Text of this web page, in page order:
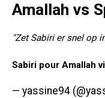
Amallah vs
"Zet Sabiri er snel op
Sabiri pour Amallah
— yassine94